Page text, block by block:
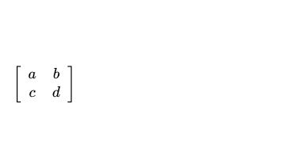
\left[ \begin{array}{cc} a & b \\ c &
a
c
b
d